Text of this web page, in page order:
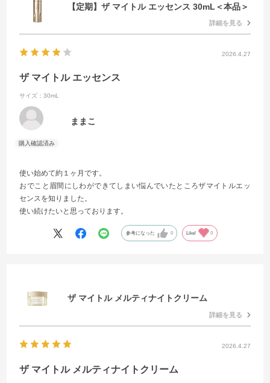
【定期】ザ マイトル エッセンス 30mL＜本品＞
詳細を見る
2026.4.27
ザ マイトル エッセンス
サイズ：30mL
ままこ
使い始めて約１ヶ月です。
おでこと眉間にしわができてしまい悩んでいたところザマイトルエッ
センスを知りました。
使い続けたいと思っております。
参考になった 0 Like! 0
ザ マイトル メルティナイトクリーム
詳細を見る
2026.4.27
ザ マイトル メルティナイトクリーム